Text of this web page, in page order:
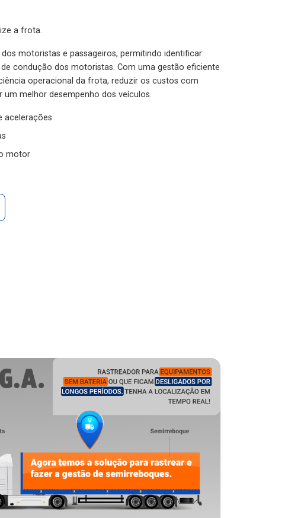
a frota.
motoristas e passageiros, permitindo identificar
condução dos motoristas. Com uma gestão eficiente
operacional da frota, reduzir os custos com
melhor desempenho dos veículos.
motor